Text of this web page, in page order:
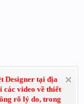
Designer tại địa
các video về thiết
rõ lý do, trong